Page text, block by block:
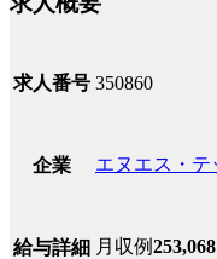
求人番号 350860
企業 エヌエス・テ
給与詳細 月収例253,068